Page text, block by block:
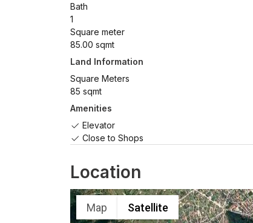
Bath
1
Square meter
85.00 sqmt
Land Information
Square Meters
85 sqmt
Amenities
Elevator
Close to Shops
Location
Map Satellite